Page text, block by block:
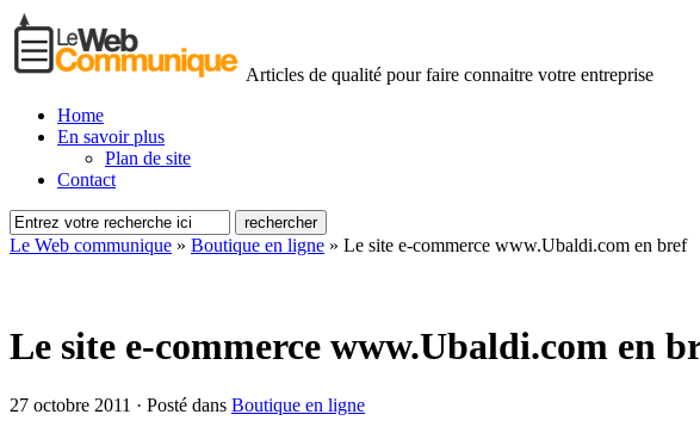
Articles de qualité pour faire connaitre votre entreprise
Home
En savoir plus
Plan de site
Contact
Le Web communique » Boutique en ligne » Le site e-commerce www.Ubaldi.com en bref
Le site e-commerce www.Ubaldi.com en
27 octobre 2011 · Posté dans Boutique en ligne